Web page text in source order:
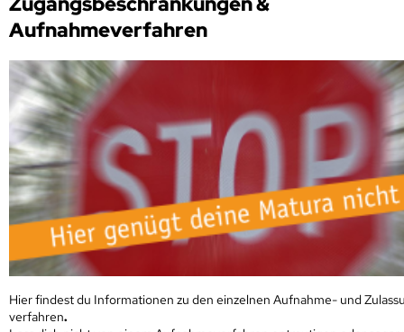
Aufnahmeverfahren
Hier findest du Informationen zu den einzelnen Aufnahme- und
verfahren.